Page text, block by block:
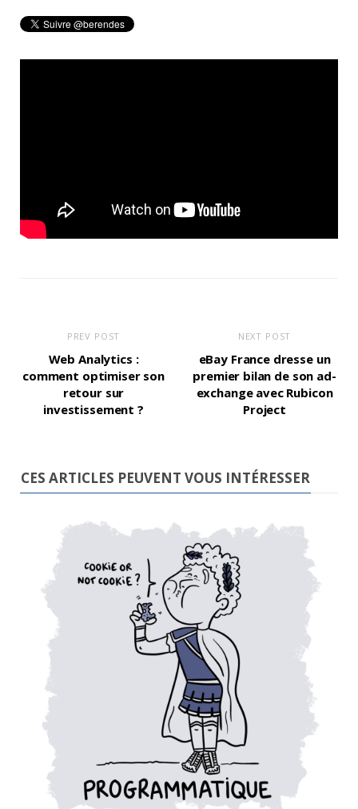
PREV POST
Web Analytics :
comment optimiser son
retour sur
investissement ?
NEXT POST
eBay France dresse un
premier bilan de son ad-
exchange avec Rubicon
Project
CES ARTICLES PEUVENT VOUS INTÉRESSER